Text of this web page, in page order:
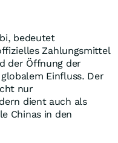
bedeutet
Zahlungsmittel
der Öffnung der
Einfluss. Der
nur
dient auch als
Chinas in den